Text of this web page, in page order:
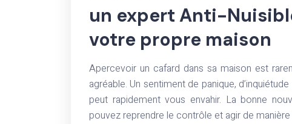
un expert Anti-
votre propre maison
Apercevoir un cafard dans sa maison est
agréable. Un sentiment de panique,
peut rapidement vous envahir. La bonne
pouvez reprendre le contrôle et agir de